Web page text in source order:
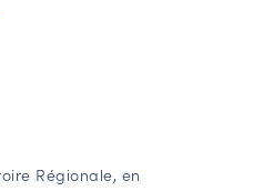
Régionale, en